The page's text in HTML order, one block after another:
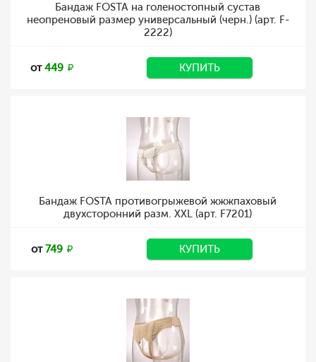
Бандаж FOSTA на голеностопный сустав
неопреновый размер универсальный (черн.) (арт. F-
2222)
от449 КУПИТЬ
Бандаж FOSTA противогрыжевой жжжпаховый
двухсторонний разм. XXL (арт. F7201)
от749 КУПИТЬ